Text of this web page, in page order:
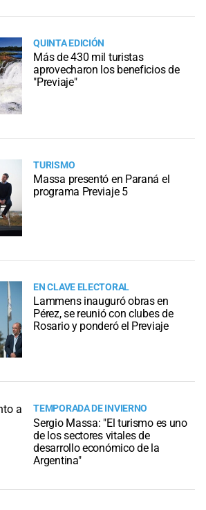
QUINTA EDICIÓN
Más de 430 mil turistas
aprovecharon los beneficios de
"Previaje"
TURISMO
Massa presentó en Paraná el
programa Previaje 5
EN CLAVE ELECTORAL
Lammens inauguró obras en
Pérez, se reunió con clubes de
Rosario y ponderó el Previaje
TEMPORADA DE INVIERNO
Sergio Massa: "El turismo es uno
de los sectores vitales de
desarrollo económico de la
Argentina"